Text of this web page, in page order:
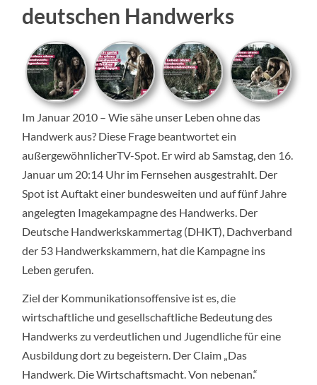
deutschen Handwerks
Im Januar 2010 – Wie sähe unser Leben ohne das
Handwerk aus? Diese Frage beantwortet ein
außergewöhnlicherTV-Spot. Er wird ab Samstag, den 16.
Januar um 20:14 Uhr im Fernsehen ausgestrahlt. Der
Spot ist Auftakt einer bundesweiten und auf fünf Jahre
angelegten Imagekampagne des Handwerks. Der
Deutsche Handwerkskammertag (DHKT), Dachverband
der 53 Handwerkskammern, hat die Kampagne ins
Leben gerufen.
Ziel der Kommunikationsoffensive ist es, die
wirtschaftliche und gesellschaftliche Bedeutung des
Handwerks zu verdeutlichen und Jugendliche für eine
Ausbildung dort zu begeistern. Der Claim „Das
Handwerk. Die Wirtschaftsmacht. Von nebenan.“